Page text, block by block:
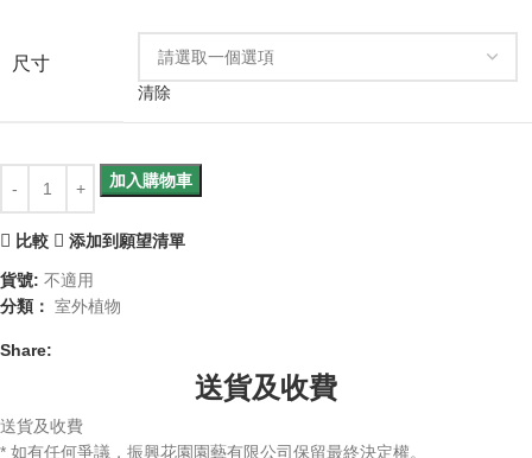
尺寸
清除
加入購物車
比較 添加到願望清單
貨號: 不適用
分類： 室外植物
Share:
送貨及收費
送貨及收費
* 如有任何爭議，振興花園園藝有限公司保留最終決定權。